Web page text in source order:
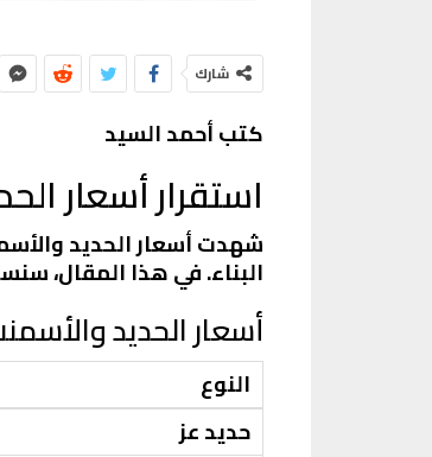
شارك
كتب أحمد السيد
استقرار أسعار
شهدت أسعار الحديد
البناء. في هذا المقال،
أسعار الحديد
النوع
حديد عز